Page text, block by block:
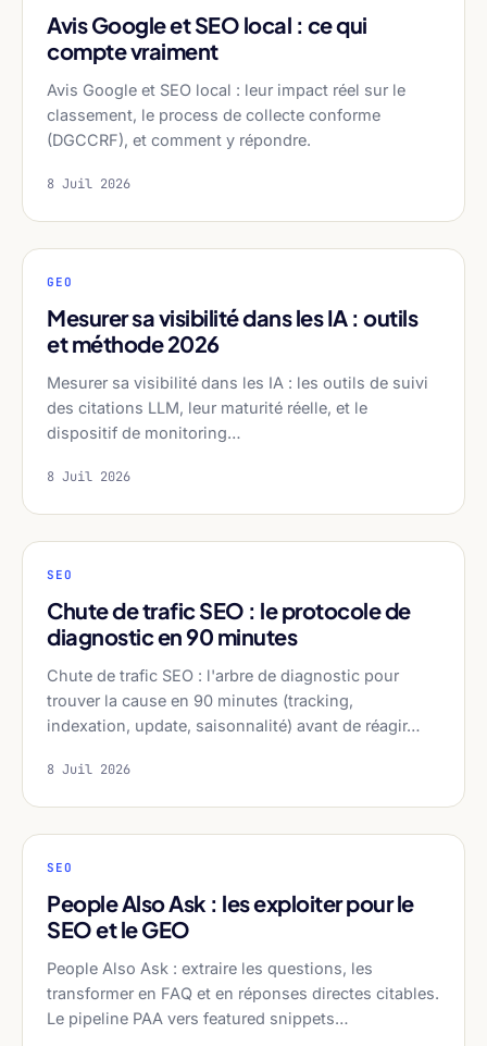
Avis Google et SEO local : ce qui
compte vraiment
Avis Google et SEO local : leur impact réel sur le
classement, le process de collecte conforme
(DGCCRF), et comment y répondre.
8 Juil 2026
GEO
Mesurer sa visibilité dans les IA : outils
et méthode 2026
Mesurer sa visibilité dans les IA : les outils de suivi
des citations LLM, leur maturité réelle, et le
dispositif de monitoring…
8 Juil 2026
SEO
Chute de trafic SEO : le protocole de
diagnostic en 90 minutes
Chute de trafic SEO : l'arbre de diagnostic pour
trouver la cause en 90 minutes (tracking,
indexation, update, saisonnalité) avant de réagir…
8 Juil 2026
SEO
People Also Ask : les exploiter pour le
SEO et le GEO
People Also Ask : extraire les questions, les
transformer en FAQ et en réponses directes citables.
Le pipeline PAA vers featured snippets…